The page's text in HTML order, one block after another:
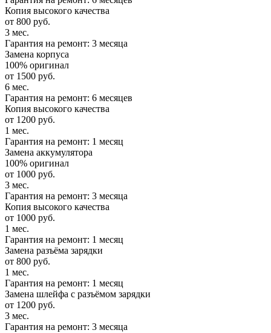
Копия высокого качества
от 800 руб.
3 мес.
Гарантия на ремонт: 3 месяца
Замена корпуса
100% оригинал
от 1500 руб.
6 мес.
Гарантия на ремонт: 6 месяцев
Копия высокого качества
от 1200 руб.
1 мес.
Гарантия на ремонт: 1 месяц
Замена аккумулятора
100% оригинал
от 1000 руб.
3 мес.
Гарантия на ремонт: 3 месяца
Копия высокого качества
от 1000 руб.
1 мес.
Гарантия на ремонт: 1 месяц
Замена разъёма зарядки
от 800 руб.
1 мес.
Гарантия на ремонт: 1 месяц
Замена шлейфа с разъёмом зарядки
от 1200 руб.
3 мес.
Гарантия на ремонт: 3 месяца